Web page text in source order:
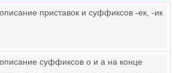
приставок и суффиксов -ек, -ик
суффиксов о и а на конце